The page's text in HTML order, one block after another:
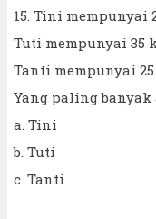
15. Tini mempunyai
Tuti mempunyai 35
Tanti mempunyai
Yang paling banyak
a. Tini
b. Tuti
c. Tanti